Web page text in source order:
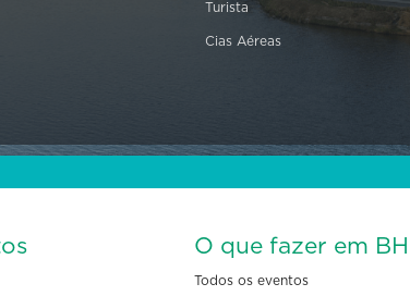
Turista
Cias Aéreas
O que fazer em BH
Todos os eventos